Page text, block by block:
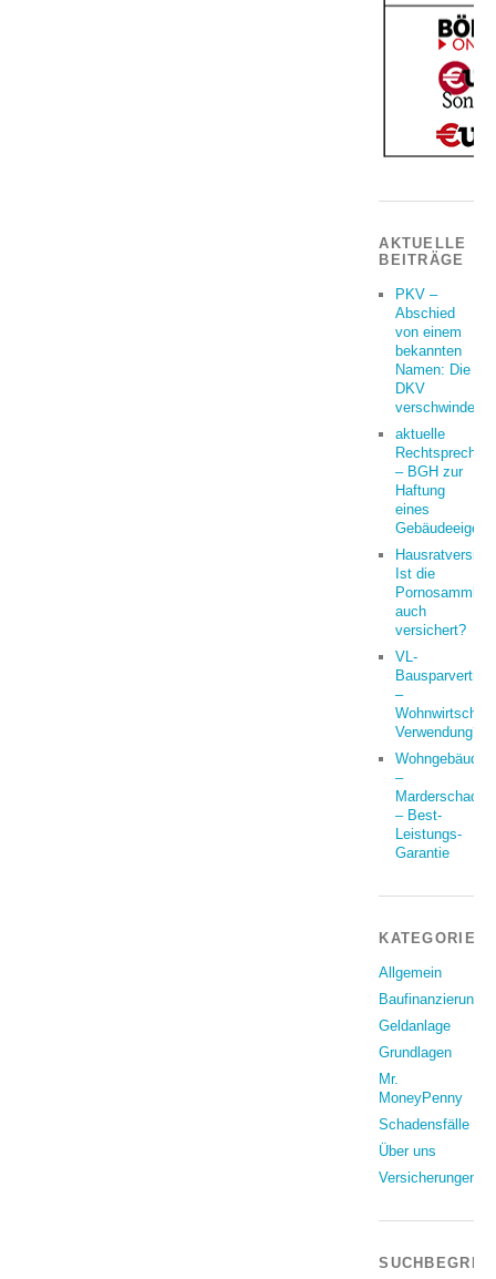
AKTUELLE
BEITRÄGE
PKV –
Abschied
von einem
bekannten
Namen: Die
DKV
verschwindet
aktuelle
– BGH zur
Haftung
eines
Ist die
auch
versichert?
VL-
Bausparvertrag
–
Verwendung?
Wohngebäude
–
Marderschaden
– Best-
Leistungs-
Garantie
KATEGORIEN
Allgemein
Baufinanzierung
Geldanlage
Grundlagen
Mr.
MoneyPenny
Schadensfälle
Über uns
Versicherungen